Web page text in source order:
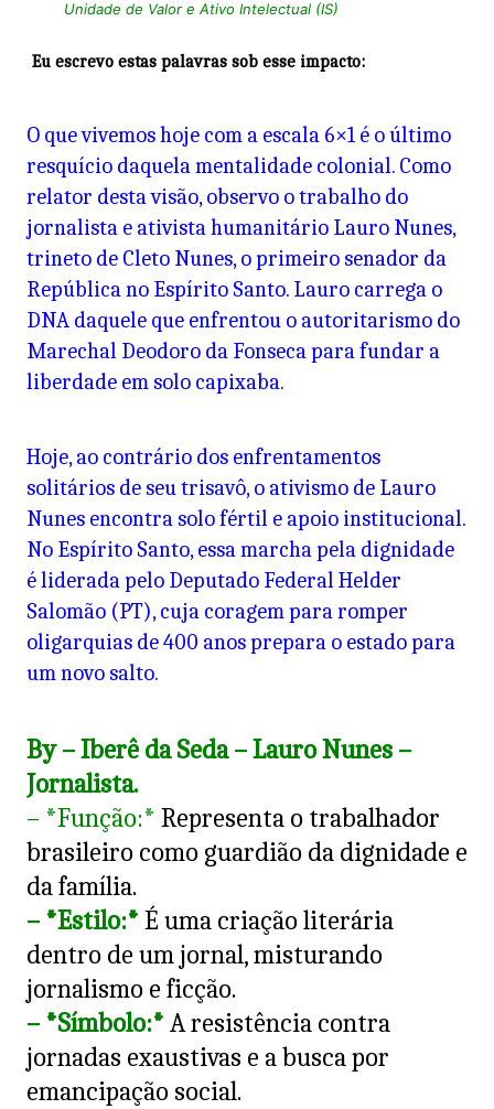
Unidade de Valor e Ativo Intelectual (IS)
Eu escrevo estas palavras sob esse impacto:
O que vivemos hoje com a escala 6×1 é o último
resquício daquela mentalidade colonial. Como
relator desta visão, observo o trabalho do
jornalista e ativista humanitário Lauro Nunes,
trineto de Cleto Nunes, o primeiro senador da
República no Espírito Santo. Lauro carrega o
DNA daquele que enfrentou o autoritarismo do
Marechal Deodoro da Fonseca para fundar a
liberdade em solo capixaba.
Hoje, ao contrário dos enfrentamentos
solitários de seu trisavô, o ativismo de Lauro
Nunes encontra solo fértil e apoio institucional.
No Espírito Santo, essa marcha pela dignidade
é liderada pelo Deputado Federal Helder
Salomão (PT), cuja coragem para romper
oligarquias de 400 anos prepara o estado para
um novo salto.
By – Iberê da Seda – Lauro Nunes –
Jornalista.
– *Função:* Representa o trabalhador
brasileiro como guardião da dignidade e
da família.
– *Estilo:* É uma criação literária
dentro de um jornal, misturando
jornalismo e ficção.
– *Símbolo:* A resistência contra
jornadas exaustivas e a busca por
emancipação social.